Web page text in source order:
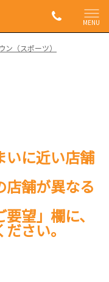
MENU
ン（スポーツ）
いに近い店舗
店舗が異なる
望」欄に、
ださい。